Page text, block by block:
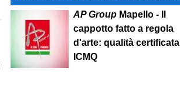
AP Group Mapello - Il
cappotto fatto a regola
d'arte: qualità certificata
ICMQ